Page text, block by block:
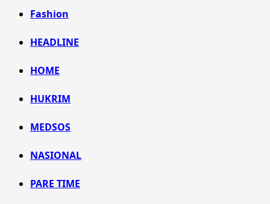
Fashion
HEADLINE
HOME
HUKRIM
MEDSOS
NASIONAL
PARE TIME